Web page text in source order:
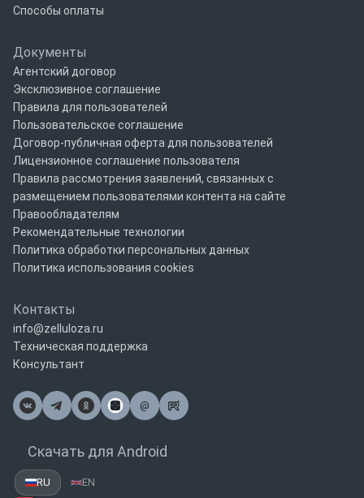
Способы оплаты
Документы
Агентский договор
Эксклюзивное соглашение
Правила для пользователей
Пользовательское соглашение
Договор-публичная оферта для пользователей
Лицензионное соглашение пользователя
Правила рассмотрения заявлений, связанных с
размещением пользователями контента на сайте
Правообладателям
Рекомендательные технологии
Политика обработки персональных данных
Политика использования cookies
Контакты
info@zelluloza.ru
Техническая поддержка
Консультант
@
Почта
Скачать для Android
RU EN